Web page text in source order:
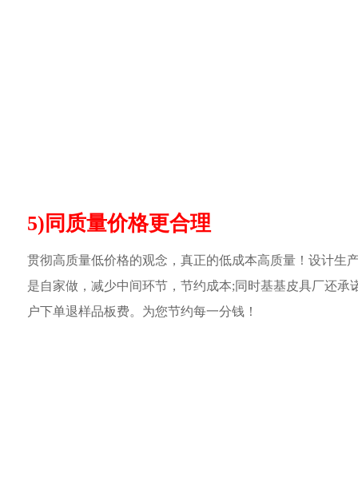
5)同质量价格更合理
贯彻高质量低价格的观念，真正的低成本高质量！设计生
是自家做，减少中间环节，节约成本;同时基基皮具厂还承
户下单退样品板费。为您节约每一分钱！